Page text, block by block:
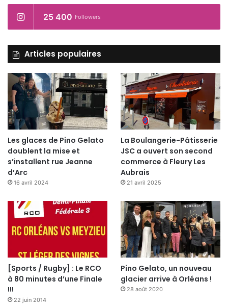
25 400 Followers
Articles populaires
Les glaces de Pino Gelato
doublent la mise et
s’installent rue Jeanne
d’Arc
16 avril 2024
La Boulangerie-Pâtisserie
JSC a ouvert son second
commerce à Fleury Les
Aubrais
21 avril 2025
[Sports / Rugby] : Le RCO
à 80 minutes d’une Finale
!!!
22 juin 2014
Pino Gelato, un nouveau
glacier arrive à Orléans !
28 août 2020